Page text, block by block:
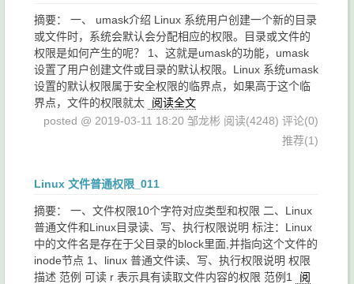
摘要： 一、 umask介绍 Linux 系统用户创建一个新的目录
或文件时，系统会默认会分配相应的权限。目录或文件的
权限是如何产生的呢？ 1、这就是umask的功能，umask
设置了用户创建文件或目录的默认权限。Linux 系统umask
设置的默认权限属于安全权限的临界点，如果高于这个临
界点，文件的权限就太
阅读全文
posted @ 2019-03-11 18:20 邹龙彬 阅读(4248) 评论(0)
推荐(1)
Linux 文件普通权限_011
摘要： 一、文件权限10个字符对应类型和权限 二、Linux
普通文件和Linux目录读、写、执行权限说明 标注：Linux
中的文件名是存在于父目录的block里面,并指向这个文件的
inode节点 1、linux 普通文件读、写、执行权限说明 权限
描述 范例 可读 r 表示具有读取文件内容的权限 范例1
阅